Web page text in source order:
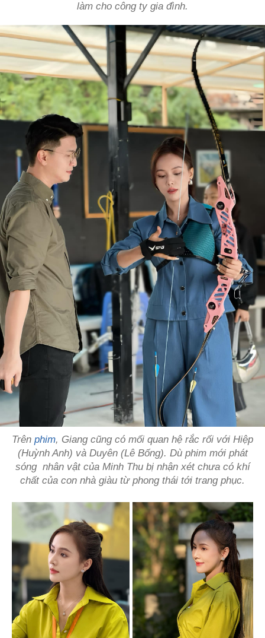
làm cho công ty gia đình.
Trên phim, Giang cũng có mối quan hệ rắc rối với Hiệp
(Huỳnh Anh) và Duyên (Lê Bống). Dù phim mới phát
sóng nhân vật của Minh Thu bị nhận xét chưa có khí
chất của con nhà giàu từ phong thái tới trang phục.